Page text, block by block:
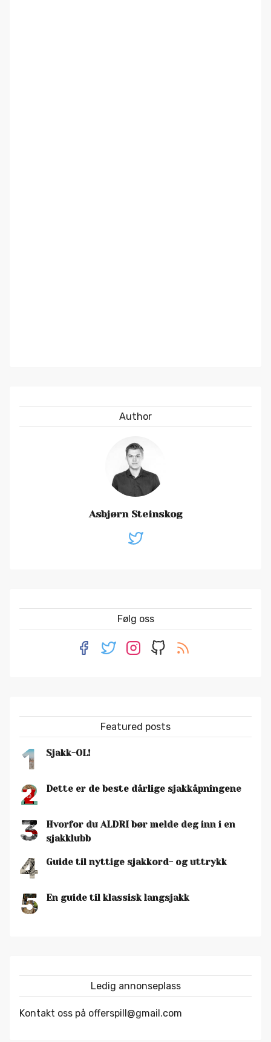
Author
Asbjørn Steinskog
Følg oss
Featured posts
1 Sjakk-OL!
2 Dette er de beste dårlige sjakkåpningene
3
Hvorfor du ALDRI bør melde deg inn i en
sjakklubb
4 Guide til nyttige sjakkord- og uttrykk
5 En guide til klassisk langsjakk
Ledig annonseplass
Kontakt oss på offerspill@gmail.com